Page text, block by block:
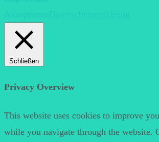
Schließen
Privacy Overview
This website uses cookies to improve
while you navigate through the website.